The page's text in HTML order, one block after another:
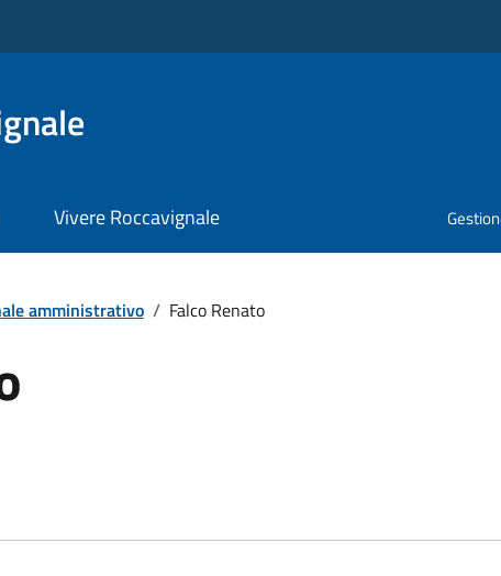
Vivere Roccavignale
amministrativo / Falco Renato